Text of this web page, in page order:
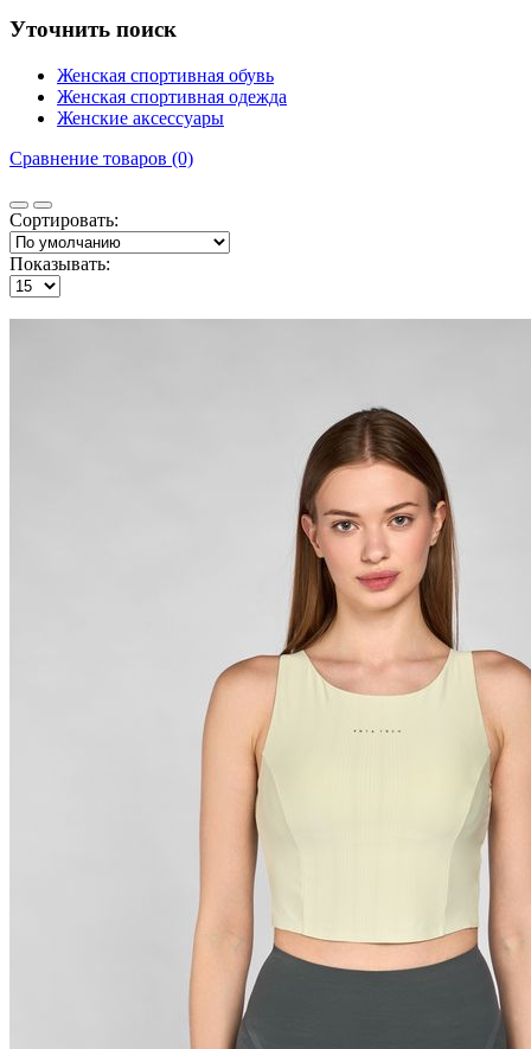
Уточнить поиск
Женская спортивная обувь
Женская спортивная одежда
Женские аксессуары
Сравнение товаров (0)
Сортировать:
Показывать: